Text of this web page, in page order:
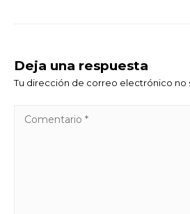
Deja una respuesta
Tu dirección de correo electrónico no